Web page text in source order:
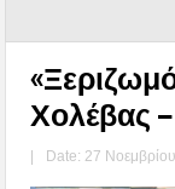
Χολέβας
| Date: 27